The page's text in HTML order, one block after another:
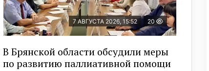
7 АВГУСТА 2026, 15:52 20
В Брянской области обсудили меры
по развитию паллиативной помощи